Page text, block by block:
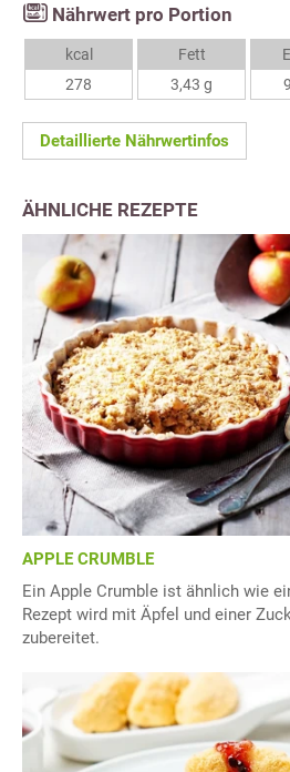
Nährwert pro Portion
kcal
278
Fett
3,43 g
Detaillierte Nährwertinfos
ÄHNLICHE REZEPTE
APPLE CRUMBLE
Ein Apple Crumble ist ähnlich wie
Rezept wird mit Äpfel und einer
zubereitet.